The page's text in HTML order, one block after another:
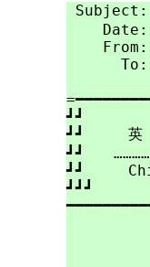
Subject:
┛┛
┛┛　　　英
┛┛　　
┛┛　　　
┛┛┛